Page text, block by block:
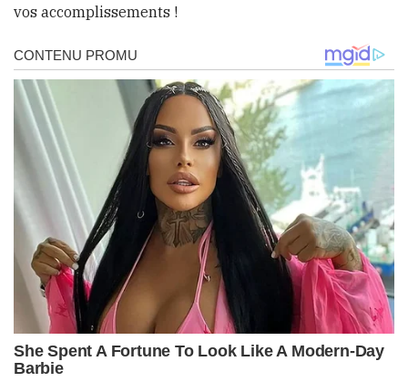
vos accomplissements !